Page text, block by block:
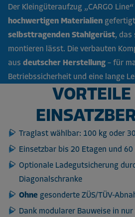
Der Kleingüteraufzug „CARGO
hochwertigen Materialien
selbsttragenden Stahlgerüst, das
montieren lässt. Die verbauten
aus deutscher Herstellung– für
Betriebssicherheit und eine lange
Traglast wählbar: 100 kg oder
Einsetzbar bis 20 Etagen und
Optionale Ladegutsicherung
Diagonalschranke
Ohne gesonderte ZÜS/TÜV-
Dank modularer Bauweise in